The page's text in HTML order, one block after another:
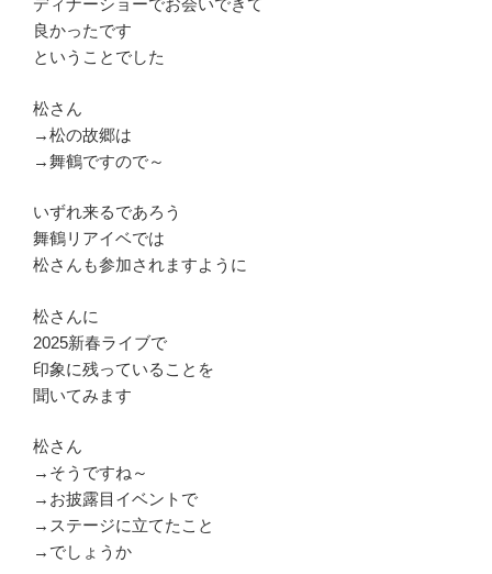
ディナーショーでお会いできて
良かったです
ということでした
松さん
→松の故郷は
→舞鶴ですので～
いずれ来るであろう
舞鶴リアイベでは
松さんも参加されますように
松さんに
2025新春ライブで
印象に残っていることを
聞いてみます
松さん
→そうですね～
→お披露目イベントで
→ステージに立てたこと
→でしょうか